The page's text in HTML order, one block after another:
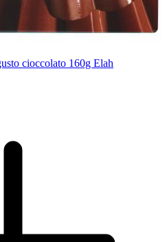
cioccolato 160g Elah